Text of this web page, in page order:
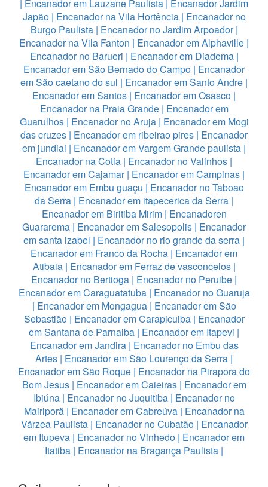
| Encanador em Lauzane Paulista | Encanador Jardim
Japão| Encanador na Vila Hortência| Encanador no
Burgo Paulista| Encanador no Jardim Arpoador|
Encanador na Vila Fanton | Encanador em Alphaville |
Encanador no Barueri | Encanador em Diadema|
Encanador em São Bernado do Campo | Encanador
em São caetano do sul | Encanador em Santo Andre |
Encanador em Santos | Encanador em Osasco |
Encanador na Praia Grande| Encanador em
Guarulhos| Encanador no Aruja| Encanador em Mogi
das cruzes | Encanador em ribeirao pires | Encanador
em jundiai | Encanador em Vargem Grande paulista |
Encanador na Cotia | Encanador no Valinhos |
Encanador em Cajamar| Encanador em Campinas |
Encanador em Embu guaçu | Encanador no Taboao
da Serra | Encanador em itapecerica da Serra |
Encanador em Biritiba Mirim| Encanadoren
Guararema | Encanador em Salesopolis | Encanador
em santa izabel | Encanador no rio grande da serra |
Encanador em Franco da Rocha | Encanador em
Atibaia| Encanador em Ferraz de vasconcelos|
Encanador no Bertioga | Encanador no Peruibe |
Encanador em Caraguatatuba| Encanador no Guaruja
| Encanador em Mongagua| Encanador em São
Sebastião| Encanador em Carapicuiba| Encanador
em Santana de Parnaiba | Encanador em Itapevi |
Encanador em Jandira| Encanador no Embu das
Artes | Encanador em São Lourenço da Serra |
Encanador em São Roque | Encanador na Pirapora do
Bom Jesus| Encanador em Caieiras| Encanador em
Ibiúna| Encanador no Juquitiba| Encanador no
Mairiporã| Encanador em Cabreúva| Encanador na
Várzea Paulista| Encanador no Cubatão| Encanador
em Itupeva | Encanador no Vinhedo | Encanador em
Itatiba | Encanador na Bragança Paulista |